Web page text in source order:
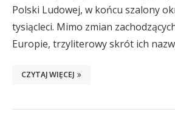
Polski Ludowej, w końcu szalony
tysiącleci. Mimo zmian
Europie, trzyliterowy skrót ich
CZYTAJ WIĘCEJ